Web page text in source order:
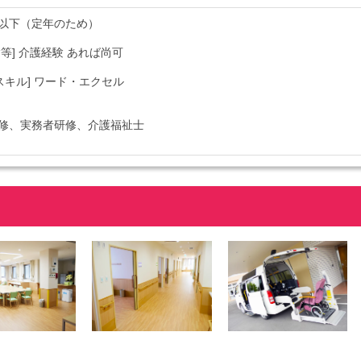
下（定年のため）
] 介護経験 あれば尚可
キル] ワード・エクセル
、実務者研修、介護福祉士